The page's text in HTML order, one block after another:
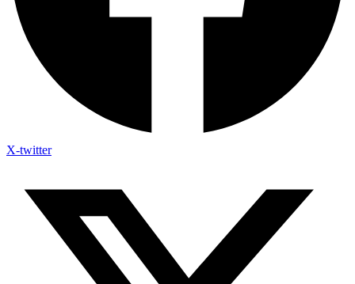
X-twitter